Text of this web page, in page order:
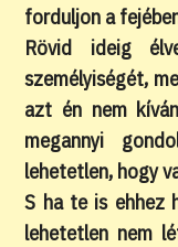
forduljon a
Rövid ideig
személyiségét,
azt én nem
megannyi
lehetetlen, hogy
S ha te is ehhez
lehetetlen nem